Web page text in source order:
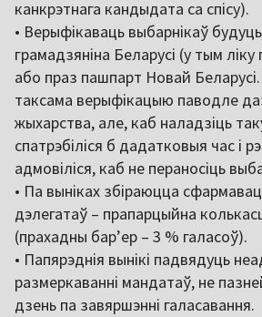
канкрэтнага кандыдата са спісу).
• Верыфікаваць выбарнікаў
грамадзяніна Беларусі (у тым
або праз пашпарт Новай Беларусі.
таксама верыфікацыю паводле
жыхарства, але, каб наладзіць
спатрэбіліся б дадатковыя час і
адмовіліся, каб не пераносіць
• Па выніках збіраюцца
дэлегатаў – прапарцыйна
(прахадны бар’ер – 3 % галасоў).
• Папярэднія вынікі падвядуць
размеркаванні мандатаў, не
дзень па завяршэнні галасавання.